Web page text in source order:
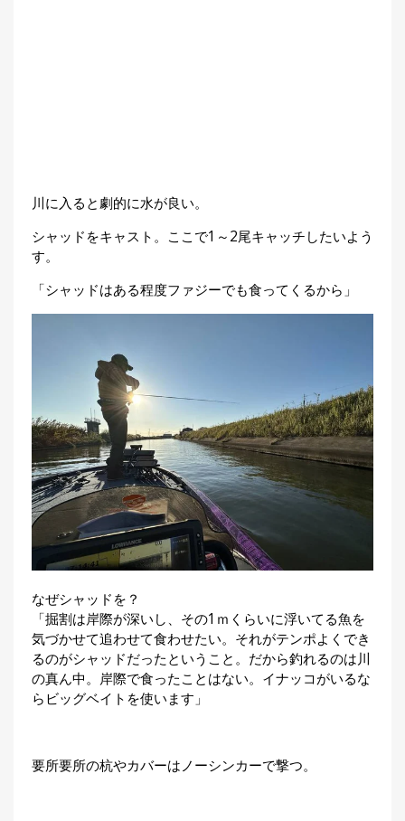
川に入ると劇的に水が良い。
シャッドをキャスト。ここで1～2尾キャッチしたいよう
す。
「シャッドはある程度ファジーでも食ってくるから」
なぜシャッドを？
「掘割は岸際が深いし、その1ｍくらいに浮いてる魚を
気づかせて追わせて食わせたい。それがテンポよくでき
るのがシャッドだったということ。だから釣れるのは川
の真ん中。岸際で食ったことはない。イナッコがいるな
らビッグベイトを使います」
要所要所の杭やカバーはノーシンカーで撃つ。